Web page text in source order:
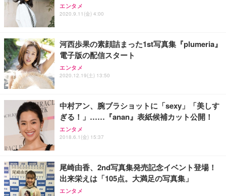
エンタメ
2020.9.11(金) 4:00
河西歩果の素顔詰まった1st写真集『plumeria』
電子版の配信スタート
エンタメ
2020.12.19(土) 13:50
中村アン、腕ブラショットに「sexy」「美しす
ぎる！」……『anan』表紙候補カット公開！
エンタメ
2018.6.1(金) 15:37
尾崎由香、2nd写真集発売記念イベント登場！
出来栄えは「105点。大満足の写真集」
エンタメ